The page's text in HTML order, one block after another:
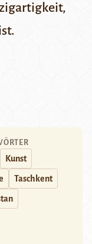
Kunst
Taschkent